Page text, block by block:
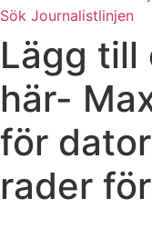
Sök Journalistlinjen
Lägg
här-
för
rader